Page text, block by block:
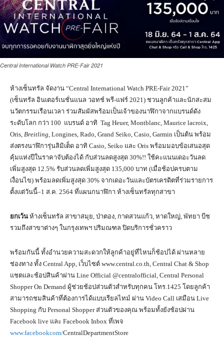
Central International Watch PRE-Fair 2021
ห้างเซ็นทรัล จัดงาน “Central International Watch PRE-Fair 2021”
(เซ็นทรัล อินเตอร์เนชั่นแนล วอทช์ พรี-แฟร์ 2021) ชวนลูกค้าและนักสะสม
นวัตกรรมเรือนเวลา ร่วมสัมผัสพร้อมเป็นเจ้าของนาฬิกาจากแบรนด์ดัง
ระดับโลก กว่า 100 แบรนด์ อาทิ Tag Heuer, Montblanc, Maurice lacroix,
Oris, Breitling , Longines, Rado, Grand Seiko, Casio, Garmin เป็นต้น พร้อม
ส่งตรงนาฬิการุ่นลิมิเต็ด อาทิ Casio, Seiko และ Oris พร้อมมอบข้อเสนอสุด
คุ้มแห่งปีในราคาจับต้องได้ กับส่วนลดสูงสุด 30%!! ใช้คะแนนเดอะวันลด
เพิ่มสูงสุด 12.5% รับส่วนลดเพิ่มสูงสุด 135,000 บาท (เมื่อช้อปครบตาม
เงื่อนไข) พร้อมลดเพิ่มสูงสุด 30% จากเดอะวันและบัตรเครดิตที่ร่วมรายการ
ตั้งแต่วันนี้–1 ส.ค. 2564 ที่แผนกนาฬิกา ห้างเซ็นทรัลทุกสาขา
ยกเว้น ห้างเซ็นทรัล สาขาสมุย, ป่าตอง, กาดสวนแก้ว, หาดใหญ่, พัทยา บีช
รวมถึงสาขาต่างๆ ในกรุงเทพฯ ปริมณฑล ปิดบริการชั่วคราว
พร้อมกันนี้ ทั้งอำนวยความสะดวกให้ลูกค้าอยู่ที่ไหนก็ช้อปได้ ผ่านหลาย
ช่องทาง ทั้ง Central App, เว็บไซต์ www.central.co.th, Central Chat & Shop
แชตและช้อปสินค้าผ่าน Line Official @centralofficial, Central Personal
Shopper On Demand ผู้ช่วยช้อปส่วนตัวสำหรับทุกคน โทร.1425 โดยลูกค้า
สามารถชมสินค้าที่ต้องการได้แบบเรียลไทม์ ผ่าน Video Call เสมือน Live
Shopping กับ Personal Shopper ส่วนตัวของคุณ พร้อมทั้งยังช้อปผ่าน
Facebook live และ Facebook Inbox ที่เพจ
www.facebookcom/CentralDepartmentStore